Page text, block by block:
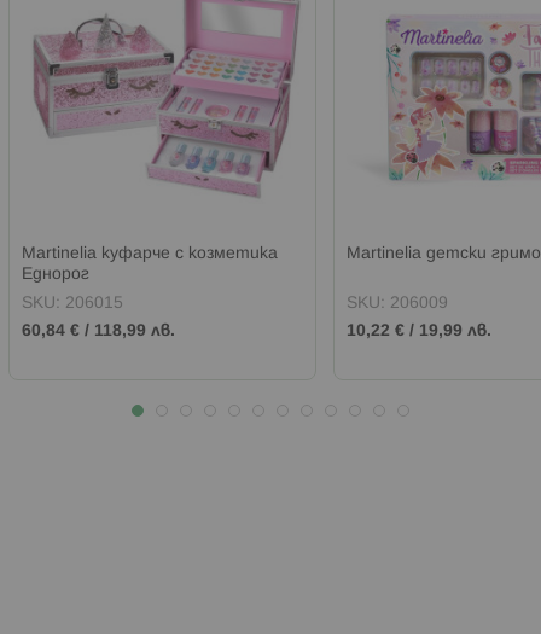
Martinelia куфарче с козметика
Еднорог
SKU: 206015
60,84 € / 118,99 лв.
Martinelia детски
SKU: 206009
10,22 € / 19,99 лв.